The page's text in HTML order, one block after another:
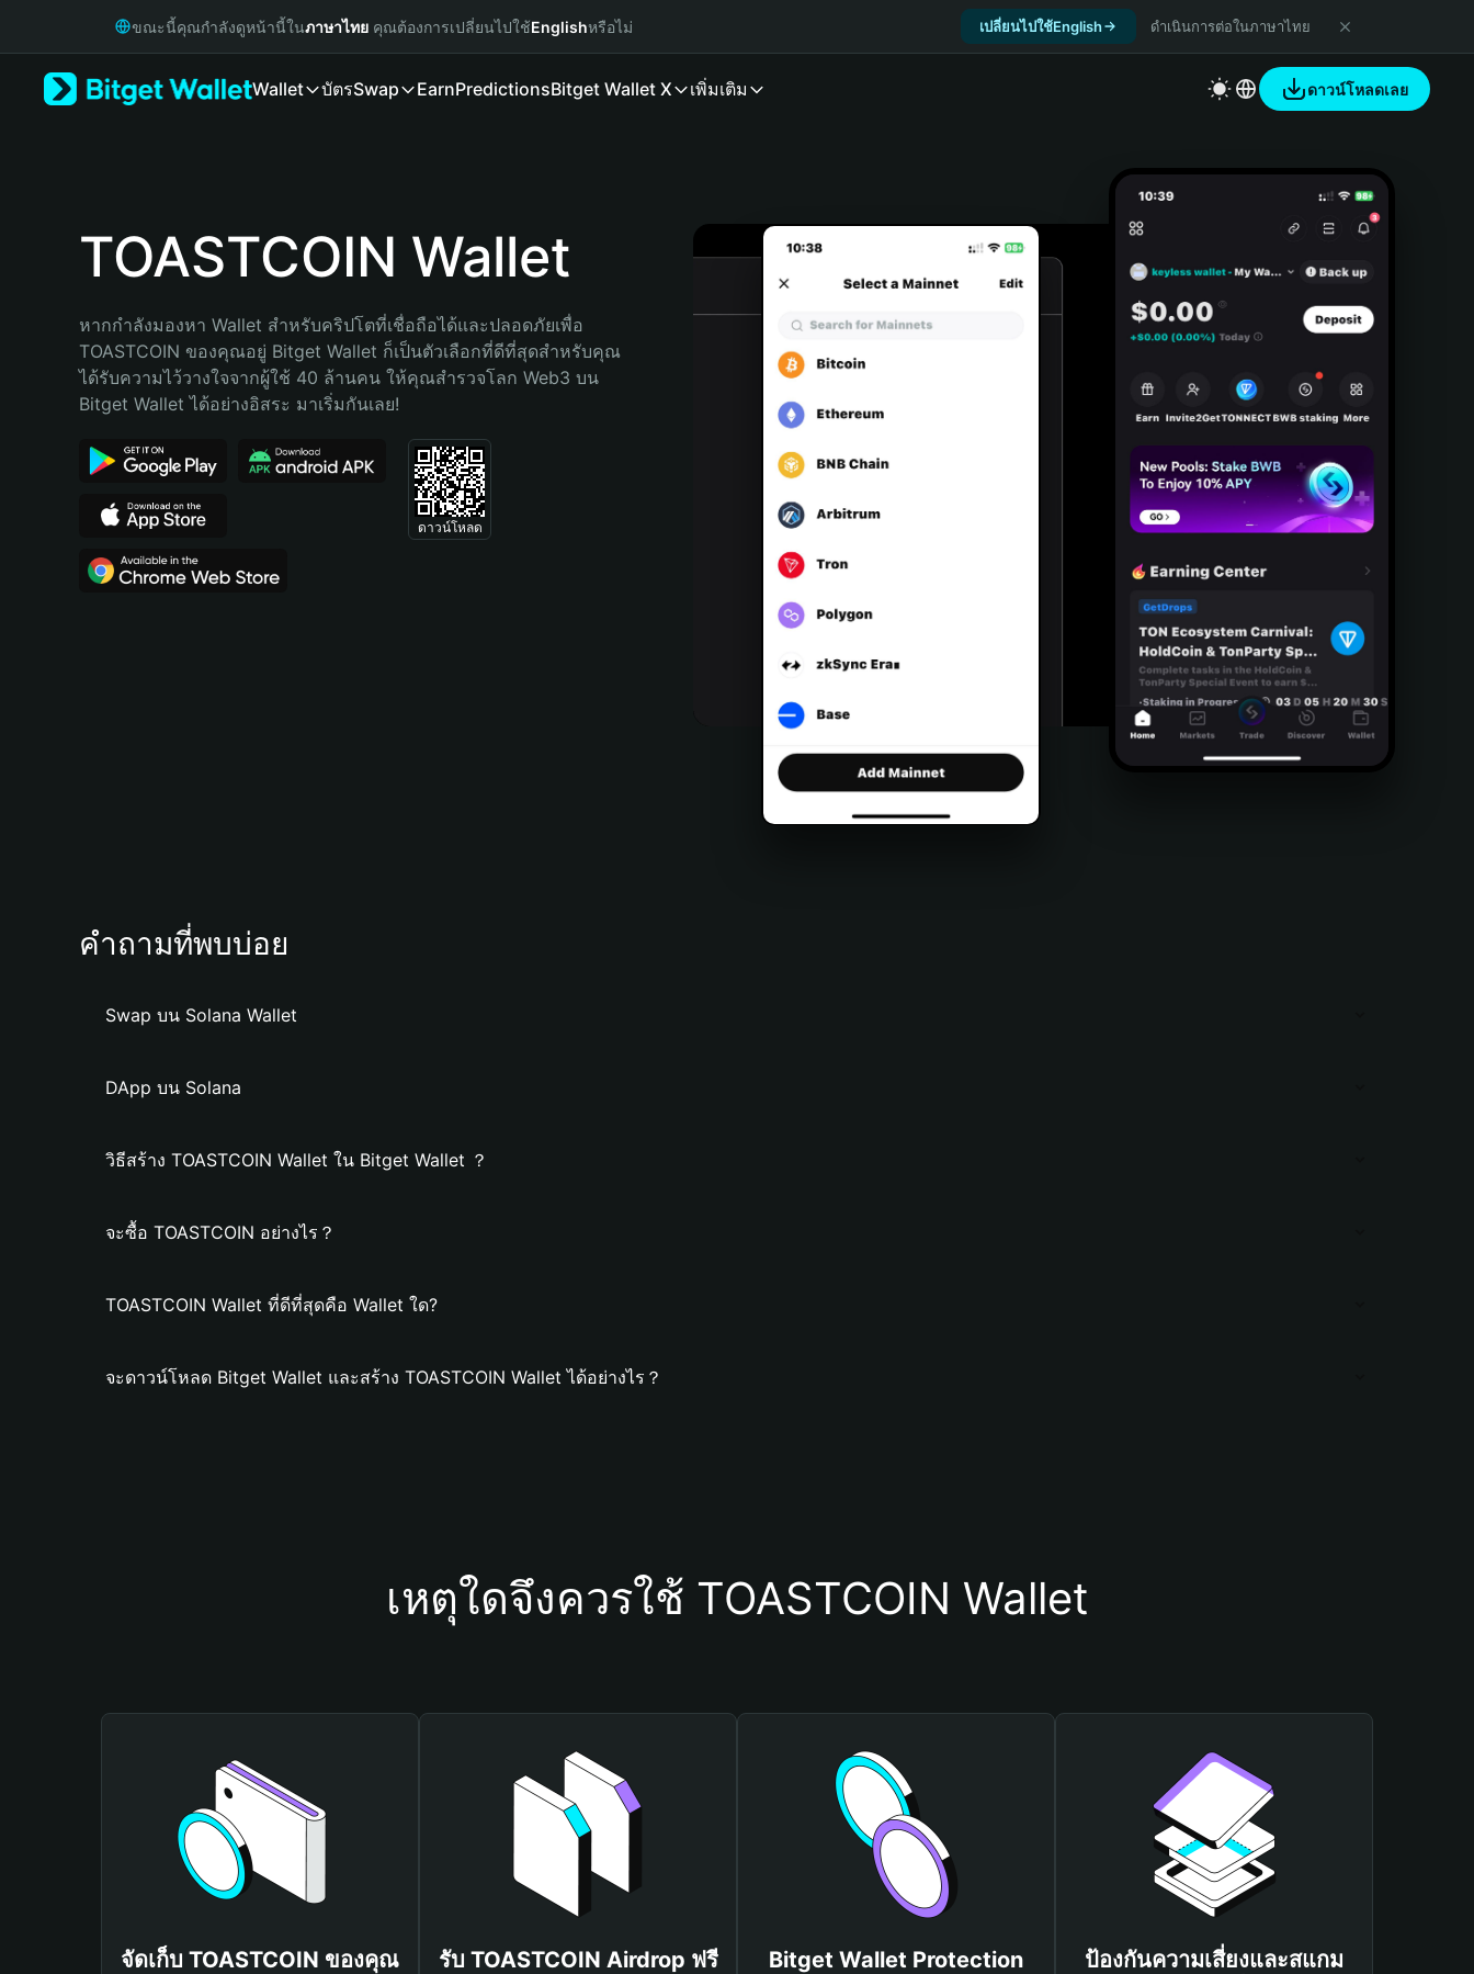
Русский
Bahasa Indonesia
Português (Brasil)
ขณะนี้คุณกำลังดูหน้านี้ในภาษาไทย คุณต้องการเปลี่ยนไปใช้Englishหรือไม่ เปลี่ยนไปใช้English ดำเนินการต่อในภาษาไทย
Wallet บัตรSwap EarnPredictionsBitget Wallet X เพิ่มเติม ดาวน์โหลดเลย
TOASTCOIN Wallet
หากกำลังมองหา Wallet สำหรับคริปโตที่เชื่อถือได้และปลอดภัยเพื่อ
TOASTCOIN ของคุณอยู่ Bitget Wallet ก็เป็นตัวเลือกที่ดีที่สุดสำหรับคุณ
ได้รับความไว้วางใจจากผู้ใช้ 40 ล้านคน ให้คุณสำรวจโลก Web3 บน
Bitget Wallet ได้อย่างอิสระ มาเริ่มกันเลย!
ดาวน์โหลด
คำถามที่พบบ่อย
Swap บน Solana Wallet
DApp บน Solana
วิธีสร้าง TOASTCOIN Wallet ใน Bitget Wallet ？
จะซื้อ TOASTCOIN อย่างไร？
TOASTCOIN Wallet ที่ดีที่สุดคือ Wallet ใด?
จะดาวน์โหลด Bitget Wallet และสร้าง TOASTCOIN Wallet ได้อย่างไร？
เหตุใดจึงควรใช้ TOASTCOIN Wallet
จัดเก็บ TOASTCOIN ของคุณ รับ TOASTCOIN Airdrop ฟรี
Bitget Wallet Protection
ป้องกันความเสี่ยงและสแกม